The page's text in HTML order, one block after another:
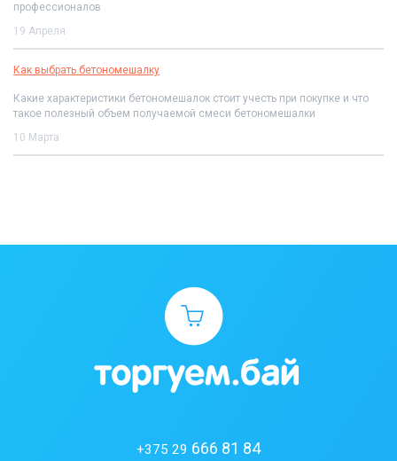
профессионалов
19 Апреля
Как выбрать бетономешалку
Какие характеристики бетономешалок стоит учесть при покупке и что
такое полезный объем получаемой смеси бетономешалки
10 Марта
+375 29 666 81 84